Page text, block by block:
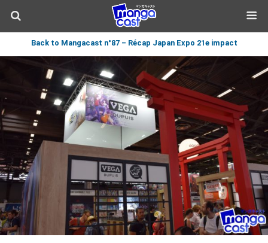
Back to Mangacast n°87 – Récap Japan Expo 21e impact